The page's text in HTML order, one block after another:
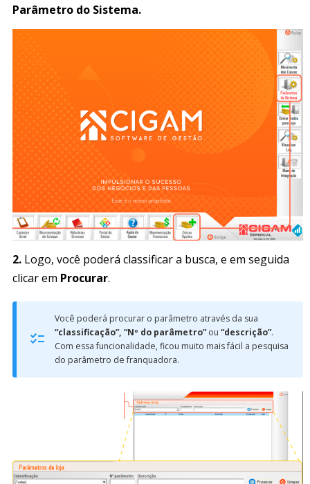
Parâmetro do Sistema.
2. Logo, você poderá classificar a busca, e em seguida
clicar em Procurar.
Você poderá procurar o parâmetro através da sua
“classificação”, “Nº do parâmetro”ou “descrição”.
Com essa funcionalidade, ficou muito mais fácil a pesquisa
do parâmetro de franquadora.